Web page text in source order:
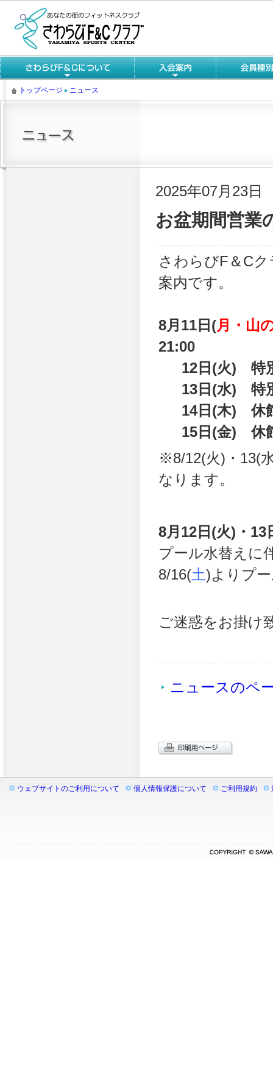
トップページ ニュース
2025年07月23日
お盆期間営業
さわらびF＆C
案内です。
8月 11日(月・山
21:00
12日(火) 特
13日(水) 特
14日(木)休
15日(金)休
※8/12(火)・13(
なります。
8月12日(火)・13
プール水替えに
8/16(土)よりプ
ご迷惑をお掛け
ニュースのペ
ウェブサイトのご利用について 個人情報保護について ご利用規約